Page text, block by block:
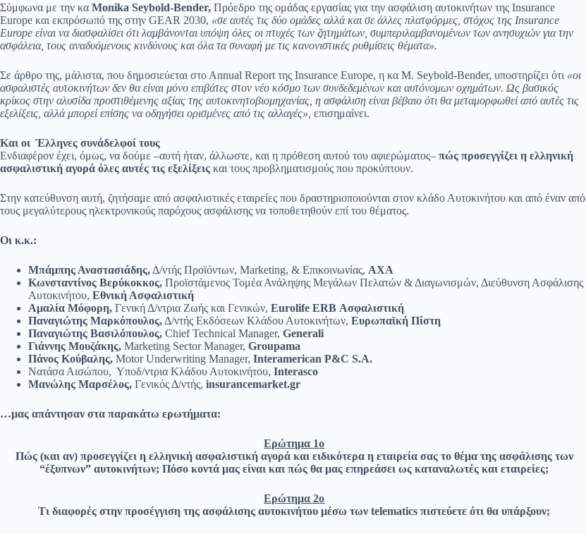
Σύμφωνα με την κα Monika Seybold-Bender, Πρόεδρο της ομάδας εργασίας για την ασφάλιση αυτοκινήτων της Insurance
Europe και εκπρόσωπό της στην GEAR 2030, «σε αυτές τις δύο ομάδες αλλά και σε άλλες πλατφόρμες, στόχος της Insurance
Europe είναι να διασφαλίσει ότι λαμβάνονται υπόψη όλες οι πτυχές των ζητημάτων, συμπεριλαμβανομένων των ανησυχιών για την
ασφάλεια, τους αναδυόμενους κινδύνους και όλα τα συναφή με τις κανονιστικές ρυθμίσεις θέματα».
Σε άρθρο της, μάλιστα, που δημοσιεύεται στο Αnnual Report της Insurance Europe, η κα M. Seybold-Bender, υποστηρίζει ότι «οι
ασφαλιστές αυτοκινήτων δεν θα είναι μόνο επιβάτες στον νέο κόσμο των συνδεδεμένων και αυτόνομων οχημάτων. Ως βασικός
κρίκος στην αλυσίδα προστιθέμενης αξίας της αυτοκινητοβιομηχανίας, η ασφάλιση είναι βέβαιο ότι θα μεταμορφωθεί από αυτές τις
εξελίξεις, αλλά μπορεί επίσης να οδηγήσει ορισμένες από τις αλλαγές», επισημαίνει.
Και οι Έλληνες συνάδελφοί τους
Ενδιαφέρον έχει, όμως, να δούμε –αυτή ήταν, άλλωστε, και η πρόθεση αυτού του αφιερώματος– πώς προσεγγίζει η ελληνική
ασφαλιστική αγορά όλες αυτές τις εξελίξεις και τους προβληματισμούς που προκύπτουν.
Στην κατεύθυνση αυτή, ζητήσαμε από ασφαλιστικές εταιρείες που δραστηριοποιούνται στον κλάδο Αυτοκινήτου και από έναν από
τους μεγαλύτερους ηλεκτρονικούς παρόχους ασφάλισης να τοποθετηθούν επί του θέματος.
Οι κ.κ.:
Μπάμπης Αναστασιάδης, Δ/ντής Προϊόντων, Marketing, & Επικοινωνίας, ΑΧΑ
Κωνσταντίνος Βερύκοκκος, Προϊστάμενος Τομέα Ανάληψης Μεγάλων Πελατών & Διαγωνισμών, Διεύθυνση Ασφάλισης
Αυτοκινήτου, Εθνική Ασφαλιστική
Αμαλία Μόφορη, Γενική Δ/ντρια Ζωής και Γενικών, Eurolife ERB Ασφαλιστική
Παναγιώτης Μαρκόπουλος, Δ/ντής Εκδόσεων Κλάδου Αυτοκινήτων, Ευρωπαϊκή Πίστη
Παναγιώτης Βασιλόπουλος, Chief Technical Manager, Generali
Γιάννης Μουζάκης, Marketing Sector Manager, Groupama
Πάνος Κούβαλης, Motor Underwriting Manager, Interamerican P&C S.A.
Νατάσα Αισώπου, Υποδ/ντρια Κλάδου Αυτοκινήτου, Interasco
Μανώλης Μαρσέλος, Γενικός Δ/ντής, insurancemarket.gr
…μας απάντησαν στα παρακάτω ερωτήματα:
Ερώτημα 1ο
Πώς (και αν) προσεγγίζει η ελληνική ασφαλιστική αγορά και ειδικότερα η εταιρεία σας το θέμα της ασφάλισης των
“έξυπνων” αυτοκινήτων; Πόσο κοντά μας είναι και πώς θα μας επηρεάσει ως καταναλωτές και εταιρείες;
Ερώτημα 2ο
Τι διαφορές στην προσέγγιση της ασφάλισης αυτοκινήτου μέσω των telematics πιστεύετε ότι θα υπάρξουν;